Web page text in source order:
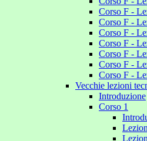
Corso F -
Corso F -
Corso F -
Corso F -
Corso F -
Corso F -
Corso F -
Vecchie lezioni
Introduzione
Corso 1